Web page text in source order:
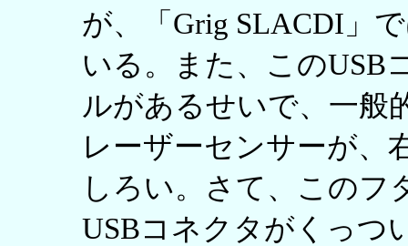
が、「Grig SLACDI」
いる。また、このUSB
ルがあるせいで、一般
レーザーセンサーが、
しろい。さて、このフ
USBコネクタがくっつ